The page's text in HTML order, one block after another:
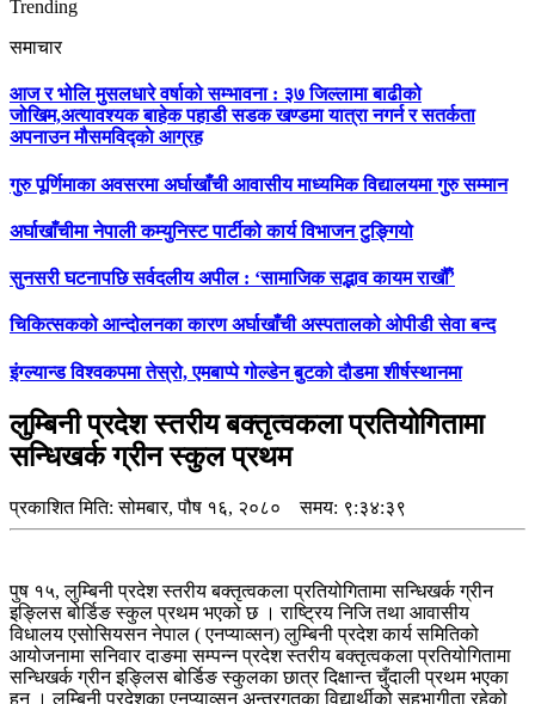
Trending
समाचार
आज र भोलि मुसलधारे वर्षाको सम्भावना : ३७ जिल्लामा बाढीको
जोखिम,अत्यावश्यक बाहेक पहाडी सडक खण्डमा यात्रा नगर्न र सतर्कता
अपनाउन मौसमविद्काे आग्रह
गुरु पूर्णिमाका अवसरमा अर्घाखाँची आवासीय माध्यमिक विद्यालयमा गुरु सम्मान
अर्घाखाँचीमा नेपाली कम्युनिस्ट पार्टीको कार्य विभाजन टुङ्गियो
सुनसरी घटनापछि सर्वदलीय अपील : ‘सामाजिक सद्भाव कायम राखौँ’
चिकित्सकको आन्दोलनका कारण अर्घाखाँची अस्पतालको ओपीडी सेवा बन्द
इंग्ल्यान्ड विश्वकपमा तेस्रो, एमबाप्पे गोल्डेन बुटको दौडमा शीर्षस्थानमा
लुम्बिनी प्रदेश स्तरीय बक्तृत्वकला प्रतियोगितामा
सन्धिखर्क ग्रीन स्कुल प्रथम
प्रकाशित मिति:सोमबार, पौष १६, २०८० समय: ९:३४:३९
पुष १५, लुम्बिनी प्रदेश स्तरीय बक्तृत्वकला प्रतियोगितामा सन्धिखर्क ग्रीन
इङ्लिस बोर्डिङ स्कुल प्रथम भएको छ । राष्ट्रिय निजि तथा आवासीय
विधालय एसोसियसन नेपाल ( एनप्याव्सन) लुम्बिनी प्रदेश कार्य समितिको
आयोजनामा सनिवार दाङमा सम्पन्न प्रदेश स्तरीय बक्तृत्वकला प्रतियोगितामा
सन्धिखर्क ग्रीन इङ्लिस बोर्डिङ स्कुलका छात्र दिक्षान्त चुँदाली प्रथम भएका
हुन । लुम्बिनी प्रदेशका एनप्याव्सन अन्तरगतका विद्यार्थीको सहभागीता रहेको